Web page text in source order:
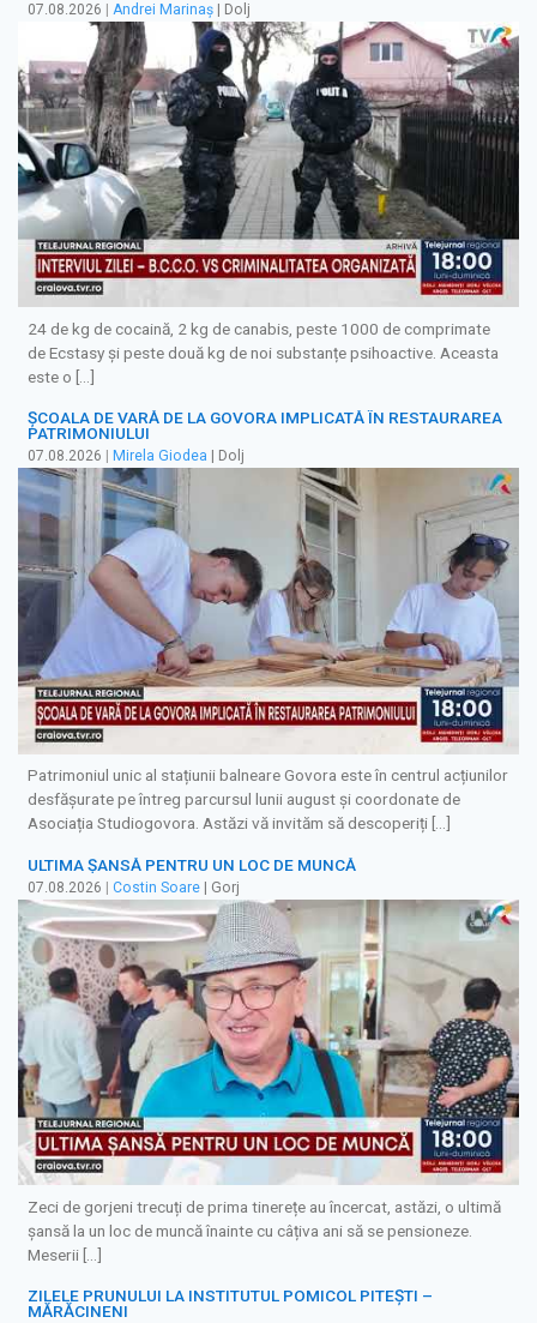
07.08.2026 Andrei Marinaș | Dolj
24 de kg de cocaină, 2 kg de canabis, peste 1000 de comprimate
de Ecstasy și peste două kg de noi substanțe psihoactive. Aceasta
este o […]
ȘCOALA DE VARĂ DE LA GOVORA IMPLICATĂ ÎN RESTAURAREA
PATRIMONIULUI
07.08.2026 Mirela Giodea | Dolj
Patrimoniul unic al stațiunii balneare Govora este în centrul acțiunilor
desfășurate pe întreg parcursul lunii august și coordonate de
Asociația Studiogovora. Astăzi vă invităm să descoperiți […]
ULTIMA ȘANSĂ PENTRU UN LOC DE MUNCĂ
07.08.2026 | Costin Soare | Gorj
Zeci de gorjeni trecuți de prima tinerețe au încercat, astăzi, o ultimă
șansă la un loc de muncă înainte cu câțiva ani să se pensioneze.
Meserii […]
ZILELE PRUNULUI LA INSTITUTUL POMICOL PITEȘTI –
MĂRĂCINENI